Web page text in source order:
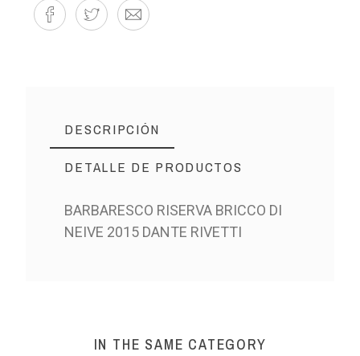
DESCRIPCIÓN
DETALLE DE PRODUCTOS
BARBARESCO RISERVA BRICCO DI
NEIVE 2015 DANTE RIVETTI
IN THE SAME CATEGORY